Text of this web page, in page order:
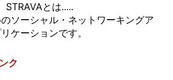
STRAVAとは.....
ソーシャル・ネットワーキングア
ケーションです。
ク